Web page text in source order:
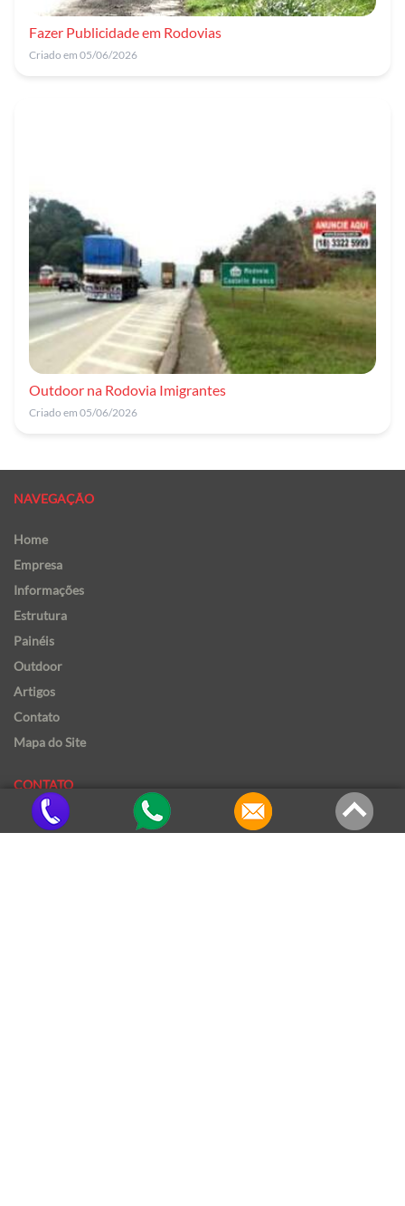
Fazer Publicidade em Rodovias
Criado em 05/06/2026
Outdoor na Rodovia Imigrantes
Criado em 05/06/2026
NAVEGAÇÃO
Home
Empresa
Informações
Estrutura
Painéis
Outdoor
Artigos
Contato
Mapa do Site
CONTATO
(18) 3322-5999